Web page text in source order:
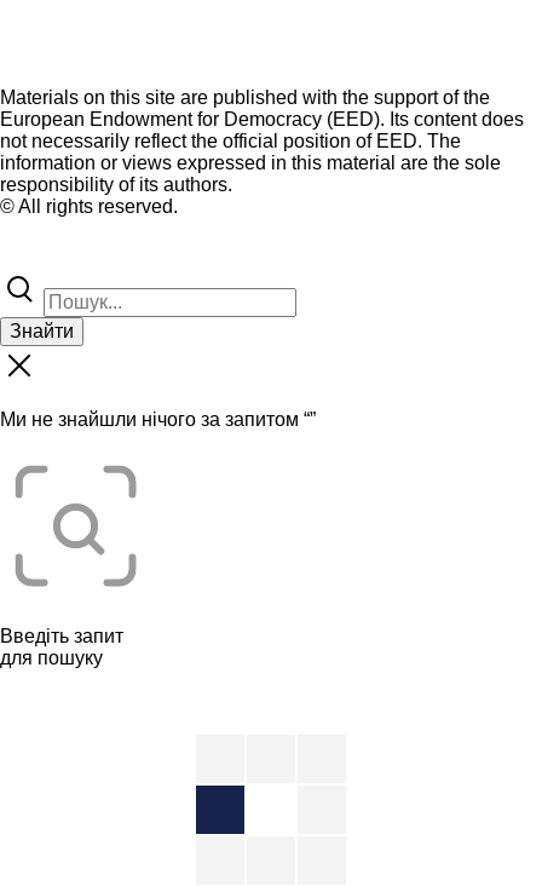
Materials on this site are published with the support of the
European Endowment for Democracy (EED). Its content does
not necessarily reflect the official position of EED. The
information or views expressed in this material are the sole
responsibility of its authors.
© All rights reserved.
Знайти
Ми не знайшли нічого за запитом “”
Введіть запит
для пошуку